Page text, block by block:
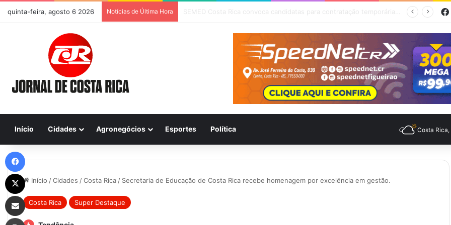
quinta-feira, agosto 6 2026 Notícias de Última Hora Previsão do Tempo para Costa Rica nesta quinta-feira (6)
Início Cidades Agronegócios Esportes Política Costa Rica,
Início /Cidades /Costa Rica / Secretaria de Educação de Costa Rica recebe homenagem por excelência em gestão.
Costa Rica Super Destaque
Compartilhar via e-mail